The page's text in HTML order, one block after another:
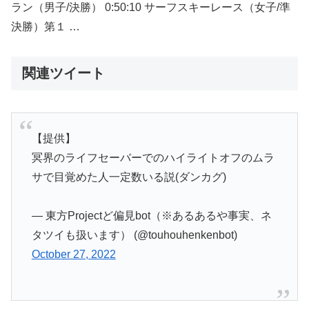
ラン（男子/決勝） 0:50:10 サーフスキーレース（女子/準
決勝）第１ …
関連ツイート
【提供】
冥界のライフセーバーでのハイライトオフのムラ
サで目覚めた人一定数いる説(ダンカグ)
— 東方Projectど偏見bot（※あるあるや事実、ネ
タツイも扱います） (@touhouhenkenbot)
October 27, 2022